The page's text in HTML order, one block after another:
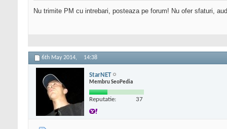
Nu trimite PM cu intrebari, posteaza pe forum! Nu ofer sfaturi,
6th May 2014, 14:38
StarNET
Membru SeoPedia
Reputatie: 37